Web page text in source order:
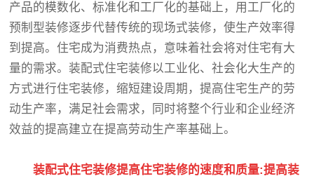
产品的模数化、标准化和工厂化的基础上，用工厂化的
预制型装修逐步代替传统的现场式装修，使生产效率得
到提高。住宅成为消费热点，意味着社会将对住宅有大
量的需求。装配式住宅装修以工业化、社会化大生产的
方式进行住宅装修，缩短建设周期，提高住宅生产的劳
动生产率，满足社会需求，同时将整个行业和企业经济
效益的提高建立在提高劳动生产率基础上。
装配式住宅装修提高住宅装修的速度和质量:提高装